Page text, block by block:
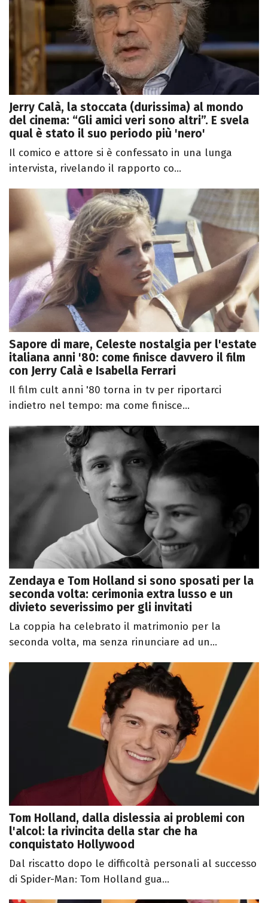
Jerry Calà, la stoccata (durissima) al mondo
del cinema: “Gli amici veri sono altri”. E svela
qual è stato il suo periodo più 'nero'
Il comico e attore si è confessato in una lunga
intervista, rivelando il rapporto co...
Sapore di mare, Celeste nostalgia per l'estate
italiana anni '80: come finisce davvero il film
con Jerry Calà e Isabella Ferrari
Il film cult anni '80 torna in tv per riportarci
indietro nel tempo: ma come finisce...
Zendaya e Tom Holland si sono sposati per la
seconda volta: cerimonia extra lusso e un
divieto severissimo per gli invitati
La coppia ha celebrato il matrimonio per la
seconda volta, ma senza rinunciare ad un...
Tom Holland, dalla dislessia ai problemi con
l'alcol: la rivincita della star che ha
conquistato Hollywood
Dal riscatto dopo le difficoltà personali al successo
di Spider-Man: Tom Holland gua...